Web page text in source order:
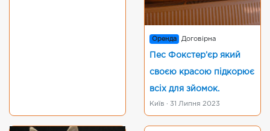
Оренда Договірна
Пес Фокстер’єр який
своєю красою підкорює
всіх для зйомок.
Київ · 31 Липня 2023